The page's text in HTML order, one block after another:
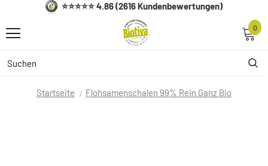
⭐⭐⭐⭐⭐ 4.86 (2616 Kundenbewertungen)
0
Startseite Flohsamenschalen 99% Rein Ganz Bio